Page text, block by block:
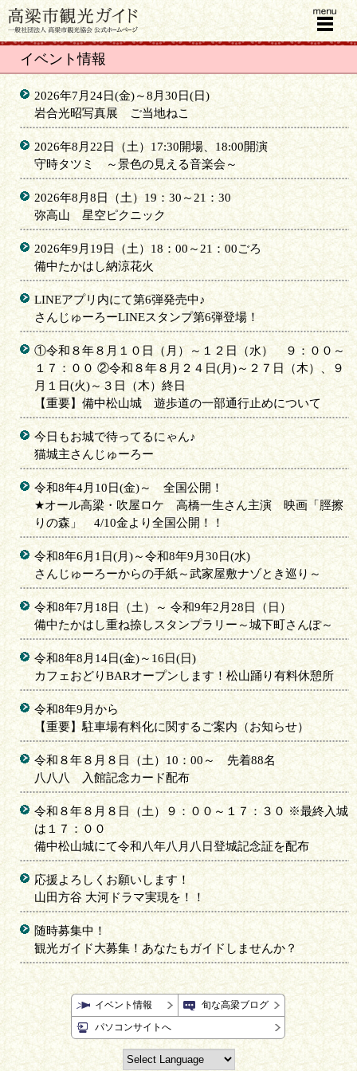
menu
イベント情報
2026年7月24日(金)～8月30日(日)
岩合光昭写真展 ご当地ねこ
2026年8月22日（土）17:30開場、18:00開演
守時タツミ ～景色の見える音楽会～
2026年8月8日（土）19：30～21：30
弥高山 星空ピクニック
2026年9月19日（土）18：00～21：00ごろ
備中たかはし納涼花火
LINEアプリ内にて第6弾発売中♪
さんじゅーろーLINEスタンプ第6弾登場！
①令和８年８月１０日（月）～１２日（水） ９：００～
１７：００ ②令和８年８月２４日(月)～２７日（木）、９
月１日(火)～３日（木）終日
【重要】備中松山城 遊歩道の一部通行止めについて
今日もお城で待ってるにゃん♪
猫城主さんじゅーろー
令和8年4月10日(金)～ 全国公開！
★オール高梁・吹屋ロケ 高橋一生さん主演 映画「脛擦
りの森」 4/10金より全国公開！！
令和8年6月1日(月)～令和8年9月30日(水)
さんじゅーろーからの手紙～武家屋敷ナゾとき巡り～
令和8年7月18日（土）～ 令和9年2月28日（日）
備中たかはし重ね捺しスタンプラリー～城下町さんぽ～
令和8年8月14日(金)～16日(日)
カフェおどりBARオープンします！松山踊り有料休憩所
令和8年9月から
【重要】駐車場有料化に関するご案内（お知らせ）
令和８年８月８日（土）10：00～ 先着88名
八八八 入館記念カード配布
令和８年８月８日（土）９：００～１７：３０ ※最終入城
は１７：００
備中松山城にて令和八年八月八日登城記念証を配布
応援よろしくお願いします！
山田方谷 大河ドラマ実現を！！
随時募集中！
観光ガイド大募集！あなたもガイドしませんか？
イベント情報
旬な高梁ブログ
パソコンサイトへ